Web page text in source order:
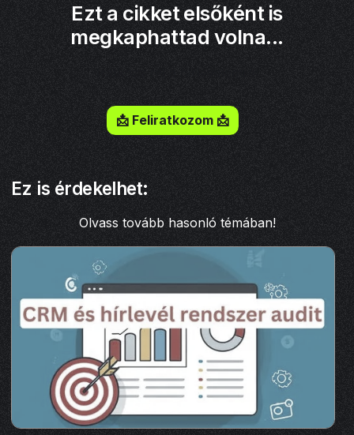
Ezt a cikket elsőként is
megkaphattad volna...
📩 Feliratkozom 📩
Ez is érdekelhet:
Olvass tovább hasonló témában!